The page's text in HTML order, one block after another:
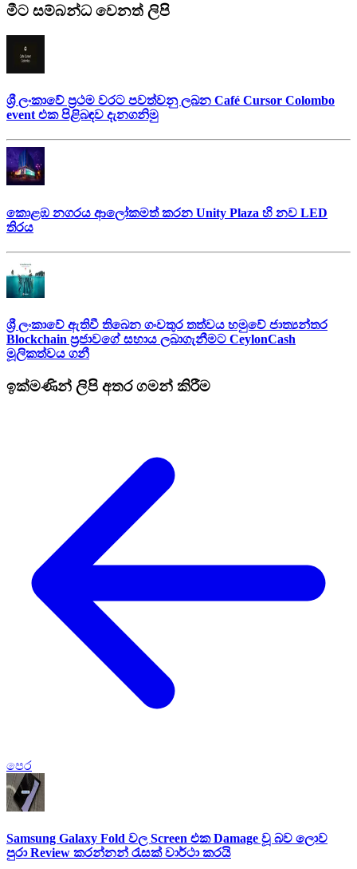
මීට සම්බන්ධ වෙනත් ලිපි
ශ්‍රී ලංකාවේ ප්‍රථම වරට පවත්වනු ලබන Café Cursor Colombo
event එක පිළිබඳව දැනගනිමු
කොළඹ නගරය ආලෝකමත් කරන Unity Plaza හි නව LED
තිරය
ශ්‍රී ලංකාවේ ඇතිවී තිබෙන ගංවතුර තත්වය හමුවේ ජාත්‍යන්තර
Blockchain ප්‍රජාවගේ සහාය ලබාගැනීමට CeylonCash
මූලිකත්වය ග​නී
ඉක්මණින් ලිපි අතර ගමන් කිරීම
පෙර
Samsung Galaxy Fold වල Screen එක Damage වූ බව ලොව
පුරා Review කරන්නන් රැසක් වාර්ථා කරයි